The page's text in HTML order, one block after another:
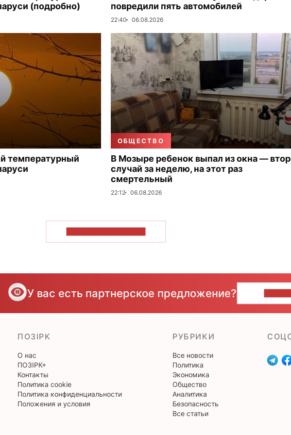
(подробно)
повредили пять автомобилей
22:40 06.08.2026
температурный
ОБЩЕСТВО
В Мозыре ребенок выпал из окна —
случай за неделю, на этот раз
смертельный
22:12 06.08.2026
У вас есть партнерское предложение?
ПОЗІРК
О нас
ПОЗІРК+
Контакты
Политика cookie
Политика конфиденциальности
Положения и условия
РУБРИКИ
Все новости
Политика
Экономика
Общество
Аналитика
Безопасность
Все статьи